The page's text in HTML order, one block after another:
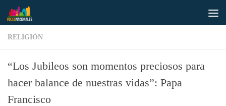
Saltar al contenido
RELIGIÓN
“Los Jubileos son momentos preciosos para
hacer balance de nuestras vidas”: Papa
Francisco